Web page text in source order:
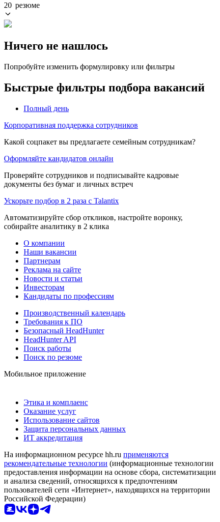
20 резюме
Ничего не нашлось
Попробуйте изменить формулировку или фильтры
Быстрые фильтры подбора вакансий
Полный день
Корпоративная поддержка сотрудников
Какой соцпакет вы предлагаете семейным сотрудникам?
Оформляйте кандидатов онлайн
Проверяйте сотрудников и подписывайте кадровые
документы без бумаг и личных встреч
Ускорьте подбор в 2 раза с Talantix
Автоматизируйте сбор откликов, настройте воронку,
собирайте аналитику в 2 клика
О компании
Наши вакансии
Партнерам
Реклама на сайте
Новости и статьи
Инвесторам
Кандидаты по профессиям
Производственный календарь
Требования к ПО
Безопасный HeadHunter
HeadHunter API
Поиск работы
Поиск по резюме
Мобильное приложение
Этика и комплаенс
Оказание услуг
Использование сайтов
Защита персональных данных
ИТ аккредитация
На информационном ресурсе hh.ru применяются
рекомендательные технологии (информационные технологии
предоставления информации на основе сбора, систематизации
и анализа сведений, относящихся к предпочтениям
пользователей сети «Интернет», находящихся на территории
Российской Федерации)